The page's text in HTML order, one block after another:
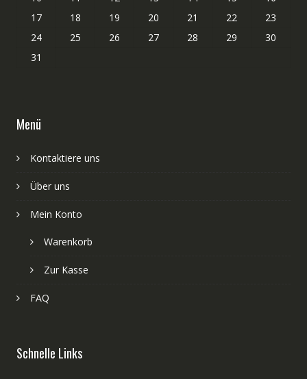
17
18 19 20 21 22
23
24
25 26 27 28 29
30
31
Menü
Kontaktiere uns
Über uns
Mein Konto
Warenkorb
Zur Kasse
FAQ
Schnelle Links